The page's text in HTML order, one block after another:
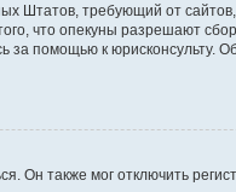
Штатов, требующий от
что опекуны разрешают
помощью к юрисконсульту.
Он также мог отключить